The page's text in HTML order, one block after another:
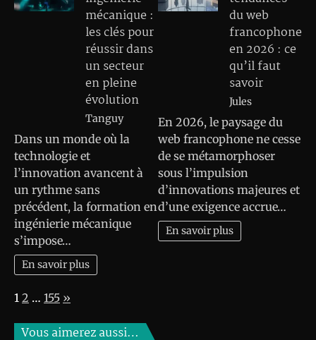
mécanique :
les clés pour
réussir dans
un secteur
en pleine
évolution
Tanguy
Dans un monde où la
technologie et
l’innovation avancent à
un rythme sans
précédent, la formation en
ingénierie mécanique
s’impose…
En savoir plus
du web
francophone
en 2026 : ce
qu’il faut
savoir
Jules
En 2026, le paysage du
web francophone ne cesse
de se métamorphoser
sous l’impulsion
d’innovations majeures et
d’une exigence accrue…
En savoir plus
Page:
1 2 … 155 Next
»
Vous aimerez aussi…